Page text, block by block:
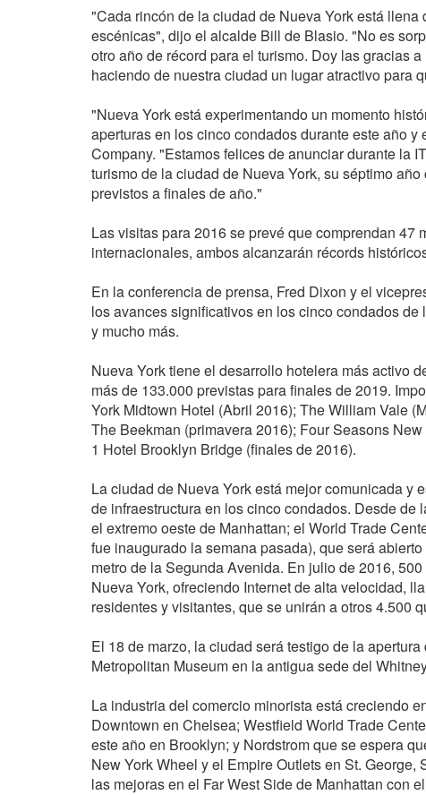
"Cada rincón de la ciudad de Nueva York está
escénicas", dijo el alcalde Bill de Blasio. "No es
otro año de récord para el turismo. Doy las gracias
haciendo de nuestra ciudad un lugar atractivo para
"Nueva York está experimentando un momento
aperturas en los cinco condados durante este año
Company. "Estamos felices de anunciar durante la
turismo de la ciudad de Nueva York, su séptimo
previstos a finales de año."
Las visitas para 2016 se prevé que comprendan
internacionales, ambos alcanzarán récords
En la conferencia de prensa, Fred Dixon y el
los avances significativos en los cinco condados
y mucho más.
Nueva York tiene el desarrollo hotelera más activo
más de 133.000 previstas para finales de 2019.
York Midtown Hotel (Abril 2016); The William Vale
The Beekman (primavera 2016); Four Seasons
1 Hotel Brooklyn Bridge (finales de 2016).
La ciudad de Nueva York está mejor comunicada y
de infraestructura en los cinco condados. Desde de
el extremo oeste de Manhattan; el World Trade
fue inaugurado la semana pasada), que será
metro de la Segunda Avenida. En julio de 2016,
Nueva York, ofreciendo Internet de alta velocidad,
residentes y visitantes, que se unirán a otros 4.500
El 18 de marzo, la ciudad será testigo de la
Metropolitan Museum en la antigua sede del
La industria del comercio minorista está creciendo
Downtown en Chelsea; Westfield World Trade
este año en Brooklyn; y Nordstrom que se espera
New York Wheel y el Empire Outlets en St.
las mejoras en el Far West Side de Manhattan con